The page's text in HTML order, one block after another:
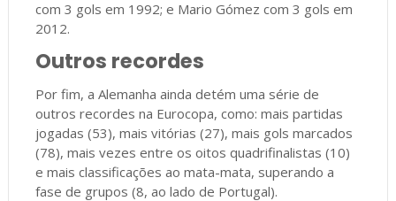
com 3 gols em 1992; e Mario Gómez com 3 gols em
2012.
Outros recordes
Por fim, a Alemanha ainda detém uma série de
outros recordes na Eurocopa, como: mais partidas
jogadas (53), mais vitórias (27), mais gols marcados
(78), mais vezes entre os oitos quadrifinalistas (10)
e mais classificações ao mata-mata, superando a
fase de grupos (8, ao lado de Portugal).